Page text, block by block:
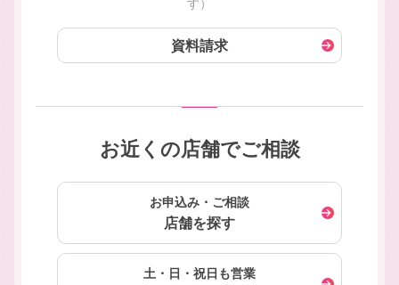
す）
資料請求
お近くの店舗でご相談
お申込み・ご相談
店舗を探す
土・日・祝日も営業